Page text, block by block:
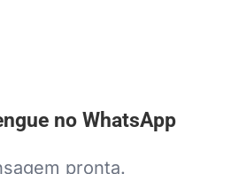
no WhatsApp
pronta.